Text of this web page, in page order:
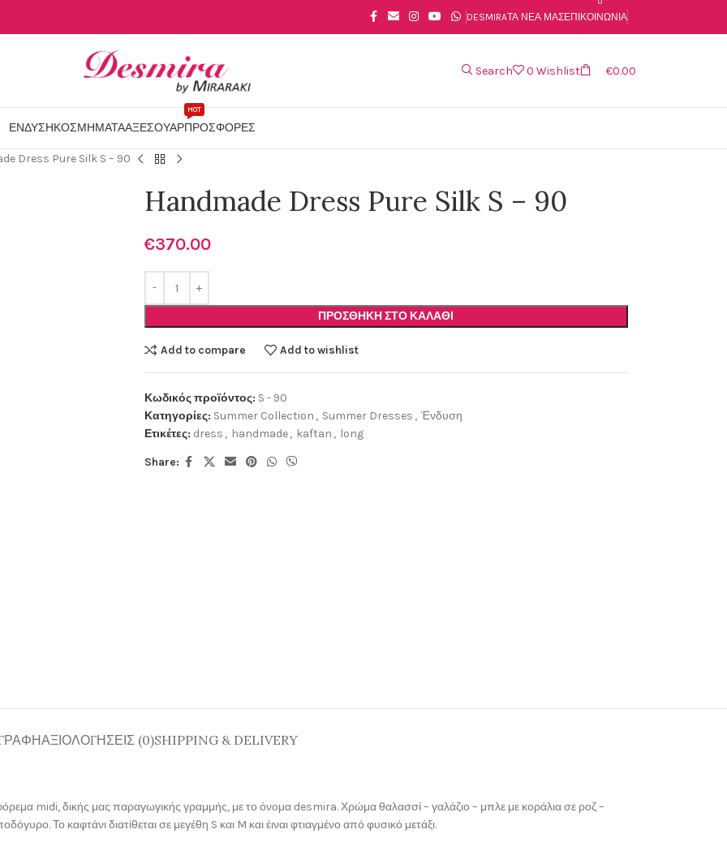
DESMIRAΤΑ ΝΈΑ ΜΑΣΕΠΙΚΟΙΝΩΝΊΑ
Search 0 Wishlist
0
€0.00
ΕΝΔΥΣΗΚΟΣΜΗΜΑΤΑΑΞΕΣΟΥΑΡΠΡΟΣΦΟΡΕΣ
HOT
Dress Pure Silk S – 90
Handmade Dress Pure Silk S – 90
€370.00
ΠΡΟΣΘΉΚΗ ΣΤΟ ΚΑΛΆΘΙ
Add to compare Add to wishlist
Κωδικός προϊόντος: S - 90
Κατηγορίες: Summer Collection , Summer Dresses , Ένδυση
Ετικέτες: dress , handmade, kaftan , long
Share:
ΑΞΙΟΛΟΓΉΣΕΙΣ (0)SHIPPING & DELIVERY
midi, δικής μας παραγωγικής γραμμής, με το όνομα desmira. Χρώμα θαλασσί – γαλάζιο – μπλε με κοράλια σε ροζ –
Το καφτάνι διατίθεται σε μεγέθη S και M και έιναι φτιαγμένο από φυσικό μετάξι.